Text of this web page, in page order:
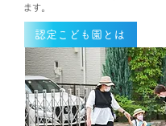
ます。
認定こども園とは